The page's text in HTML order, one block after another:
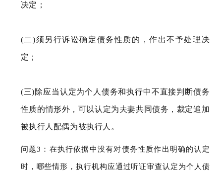
决定；
(二)须另行诉讼确定债务性质的，作出不予处理决
定；
(三)除应当认定为个人债务和执行中不直接判断债务
性质的情形外，可以认定为夫妻共同债务，裁定追加
被执行人配偶为被执行人。
问题3：在执行依据中没有对债务性质作出明确的认定
时，哪些情形，执行机构应通过听证审查认定为个人债